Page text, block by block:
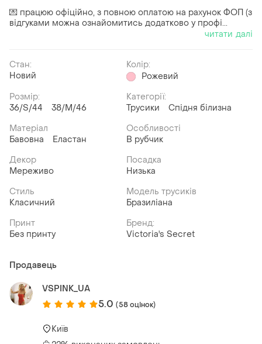
💌 працюю офіційно, з повною оплатою на рахунок ФОП (з
відгуками можна ознайомитись додатково у профі...
читати далі
Стан:
Новий
Колір:
Рожевий
Розмір:
36/S/44
38/M/46
Категорії:
Трусики
Спідня білизна
Матеріал
Бавовна
Еластан
Особливості
В рубчик
Декор
Мереживо
Посадка
Низька
Стиль
Класичний
Модель трусиків
Бразиліана
Принт
Без принту
Бренд:
Victoria's Secret
Продавець
VSPINK_UA
5.0 (58 оцінок)
Київ